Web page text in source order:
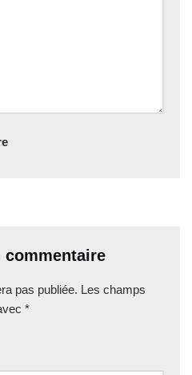
commentaire
pas publiée. Les champs
*